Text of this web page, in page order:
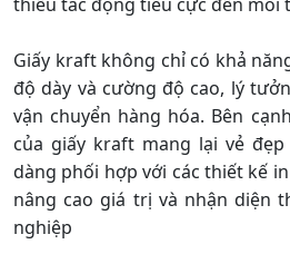
Giấy kraft không chỉ có khả
độ dày và cường độ cao, lý
vận chuyển hàng hóa. Bên
của giấy kraft mang lại vẻ
dàng phối hợp với các thiết kế
nâng cao giá trị và nhận diện
nghiệp